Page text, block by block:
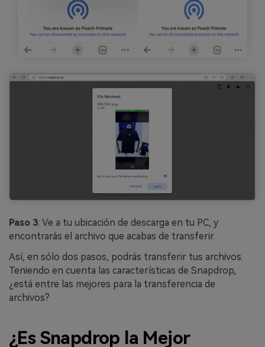
Paso 3: Ve a tu ubicación de descarga en tu PC, y
encontrarás el archivo que acabas de transferir.
Así, en sólo dos pasos, podrás transferir tus archivos.
Teniendo en cuenta las características de Snapdrop,
¿está entre las mejores para la transferencia de
archivos?
¿Es Snapdrop la Mejor